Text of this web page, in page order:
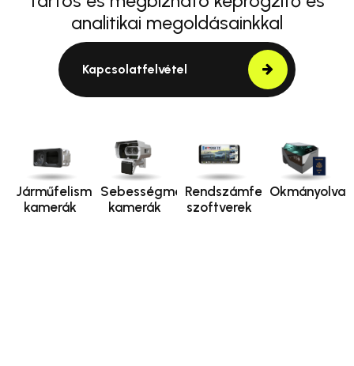
analitikai megoldásainkkal
Kapcsolatfelvétel
Járműfelismerő
kamerák
Sebességmérő
kamerák
Rendszámfelismerő
szoftverek